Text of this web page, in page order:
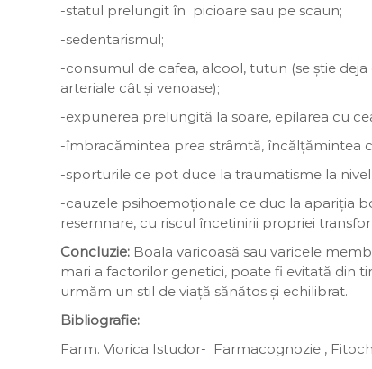
-statul prelungit în picioare sau pe scaun;
-sedentarismul;
-consumul de cafea, alcool, tutun (se știe
arteriale cât și venoase);
-expunerea prelungită la soare, epilarea cu
-îmbracămintea prea strâmtă, încălțămintea
-sporturile ce pot duce la traumatisme la
-cauzele psihoemoționale ce duc la apariția
resemnare, cu riscul încetinirii propriei
Concluzie: Boala varicoasă sau varicele
mari a factorilor genetici, poate fi evitată din
urmăm un stil de viață sănătos și echilibrat.
Bibliografie:
Farm. Viorica Istudor- Farmacognozie ,